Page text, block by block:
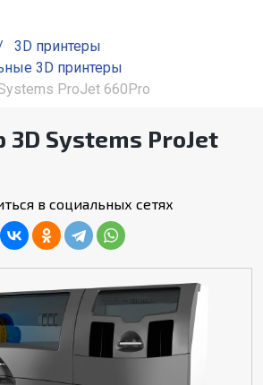
3D принтеры
3D принтеры
ProJet 660Pro
3D Systems ProJet
в социальных сетях